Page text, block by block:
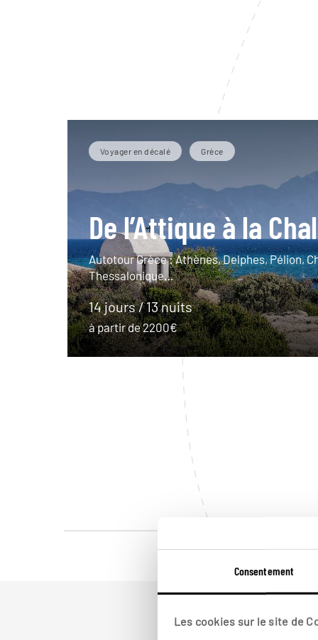
Consentement
Les cookies sur le site de
Voyager en décalé Grèce
De l’Attique à la
Autotour Grèce : Athènes, Delphes, Pélion,
Thessalonique…
14 jours / 13 nuits
à partir de 2200€